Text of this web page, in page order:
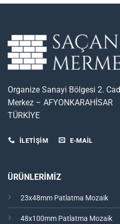
Organize Sanayi Bölgesi 2.
Merkez – AFYONKARAHİSAR
TÜRKİYE
İLETİŞİM E-MAIL
ÜRÜNLERİMİZ
23x48mm Patlatma Mozaik
48x100mm Patlatma Mozaik